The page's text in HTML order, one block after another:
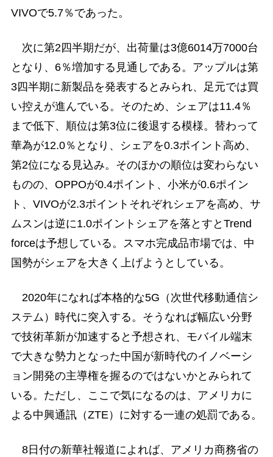
VIVOで5.7％であった。
次に第2四半期だが、出荷量は3億6014万7000台
となり、6％増加する見通しである。アップルは第
3四半期に新製品を発表するとみられ、足元では買
い控えが進んでいる。そのため、シェアは11.4％
まで低下、順位は第3位に後退する模様。替わって
華為が12.0％となり、シェアを0.3ポイント高め、
第2位になる見込み。そのほかの順位は変わらない
ものの、OPPOが0.4ポイント、小米が0.6ポイン
ト、VIVOが2.3ポイントそれぞれシェアを高め、サ
ムスンは逆に1.0ポイントシェアを落とすとTrend
forceは予想している。スマホ完成品市場では、中
国勢がシェアを大きく上げようとしている。
2020年になれば本格的な5G（次世代移動通信シ
ステム）時代に突入する。そうなれば幅広い分野
で技術革新が加速すると予想され、モバイル端末
で大きな勢力となった中国が新時代のイノベーシ
ョン開発の主導権を握るのではないかとみられて
いる。ただし、ここで気になるのは、アメリカに
よる中興通訊（ZTE）に対する一連の処罰である。
8日付の新華社報道によれば、アメリカ商務省の